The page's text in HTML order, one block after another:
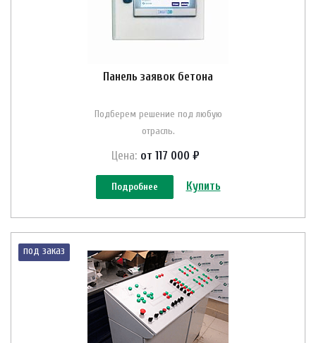
Панель заявок бетона
Подберем решение под любую
отрасль.
Цена: от 117 000 ₽
Подробнее Купить
под заказ